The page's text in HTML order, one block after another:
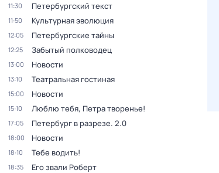
11:30 Петербургский текст
11:50 Культурная эволюция
12:05 Петербургские тайны
12:25 Забытый полководец
13:00 Новости
13:10 Театральная гостиная
15:00 Новости
15:10 Люблю тебя, Петра творенье!
17:05 Петербург в разрезе. 2.0
18:00 Новости
18:10 Тебе водить!
18:35 Его звали Роберт